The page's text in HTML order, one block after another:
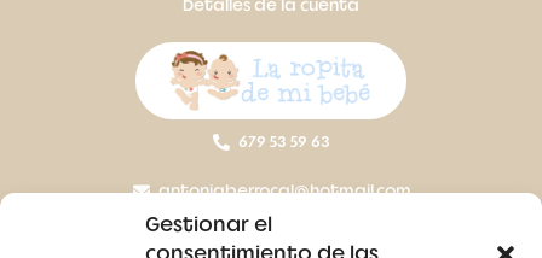
Gestionar el
Detalles de la cuenta
679 53 59 63
antoniaberrocal@hotmail.com
Ctra Badajoz-Villanueva del Fresno km 24,5